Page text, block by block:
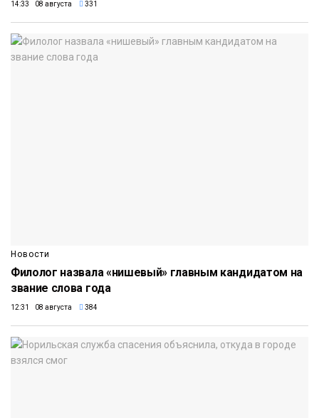
14:33 08 августа 331
Новости
Филолог назвала «нишевый» главным кандидатом на
звание слова года
12:31 08 августа 384